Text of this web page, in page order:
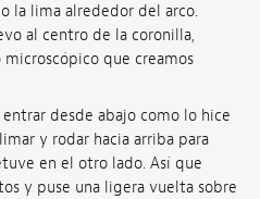
la lima alrededor del arco.
al centro de la coronilla,
que creamos
desde abajo como lo hice
y rodar hacia arriba para
en el otro lado. Así que
y puse una ligera vuelta sobre